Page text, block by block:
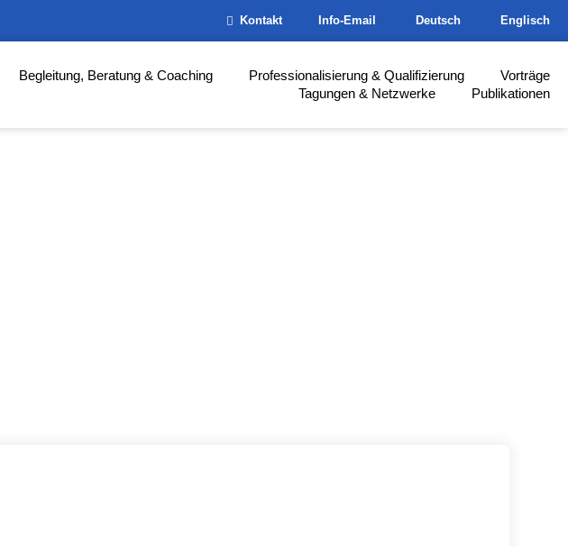
Kontakt Info-Email Deutsch Englisch
Begleitung, Beratung & Coaching Professionalisierung & Qualifizierung
Vorträge
Tagungen & Netzwerke
Publikationen